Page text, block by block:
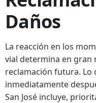
Daños
La reacción en los
vial determina en gran
reclamación futura. Lo
inmediatamente
San José incluye,